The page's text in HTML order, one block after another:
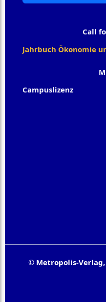
Campuslizenz
Call
Jahrbuch Ökonomie
© Metropolis-